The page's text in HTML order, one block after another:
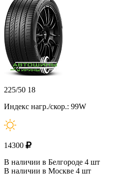
225/50 18
Индекс нагр./скор.: 99W
14300
В наличии в Белгороде 4 шт
В наличии в Москве 4 шт